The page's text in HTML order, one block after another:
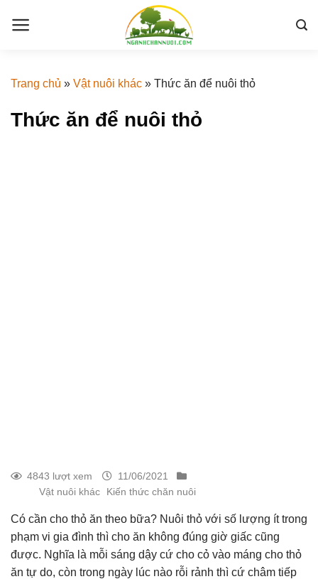
Trang chủ » Vật nuôi khác » Thức ăn để nuôi thỏ
Thức ăn để nuôi thỏ
4843 lượt xem
11/06/2021
Vật nuôi khác
Kiến thức chăn nuôi
Có cần cho thỏ ăn theo bữa? Nuôi thỏ với số lượng ít trong
phạm vi gia đình thì cho ăn không đúng giờ giấc cũng
được. Nghĩa là mỗi sáng dậy cứ cho cỏ vào máng cho thỏ
ăn tự do, còn trong ngày lúc nào rỗi rảnh thì cứ châm tiếp